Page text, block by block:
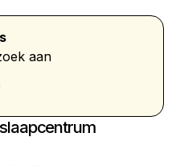
aan